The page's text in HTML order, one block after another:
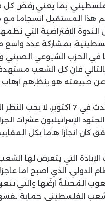
بما يعني رفض كل
هذا المستقبل انسجاما
الندوة الافتراضية التي
بمشاركة عدد واسع
في الحزب الشيوعي الصيني
فان كل الشعب مستهدف
طبيعته هو بنظرهم ارهاب
وثال: ان ما حدث في 7
الجنود الإسرائيليون
كان انجازا هاما بكل
الإبادة التي يتعرض لها
الدولي، الذي اصبح اما
المُحتلةٌ ارضُها والتي
الفلسطيني، حماية